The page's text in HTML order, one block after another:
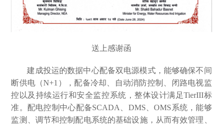
送上感谢函
建成投运的数据中心配备双电源模式，能够确保不间
断供电（N+1），配备冷却、自动消防控制、闭路电视监
控以及持续运行和安全监控系统，整体设计满足TierIII标
准。配电控制中心配备SCADA、DMS、OMS系统，能够
监测、调节和控制配电系统的基础设施，从而有效管理、